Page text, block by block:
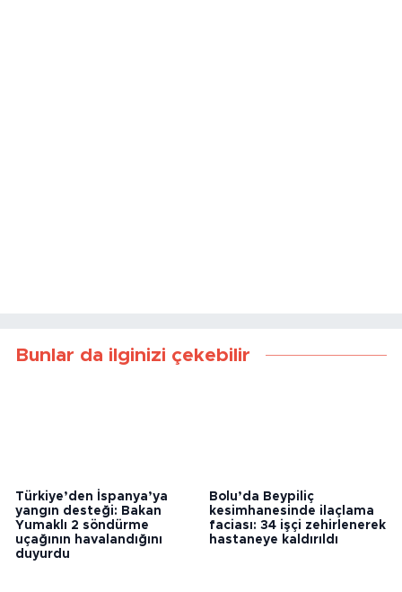
Bunlar da ilginizi çekebilir
Türkiye’den İspanya’ya
yangın desteği: Bakan
Yumaklı 2 söndürme
uçağının havalandığını
Bolu’da Beypiliç
kesimhanesinde ilaçlama
faciası: 34 işçi zehirlenerek